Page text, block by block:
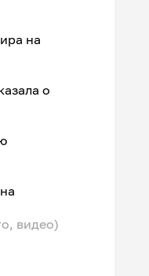
на
о
видео)